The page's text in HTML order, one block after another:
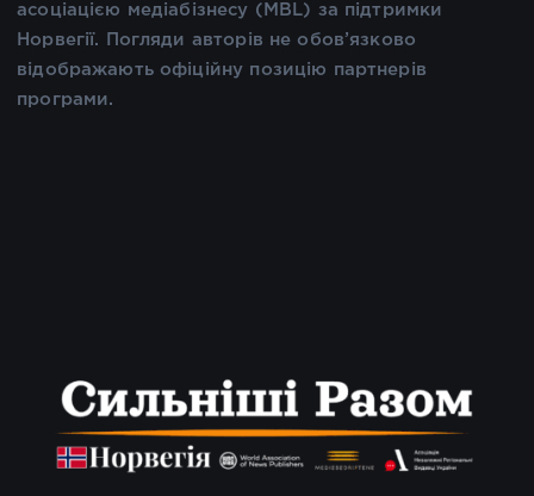
асоціацією медіабізнесу (MBL) за підтримки
Норвегії. Погляди авторів не обов’язково
відображають офіційну позицію партнерів
програми.